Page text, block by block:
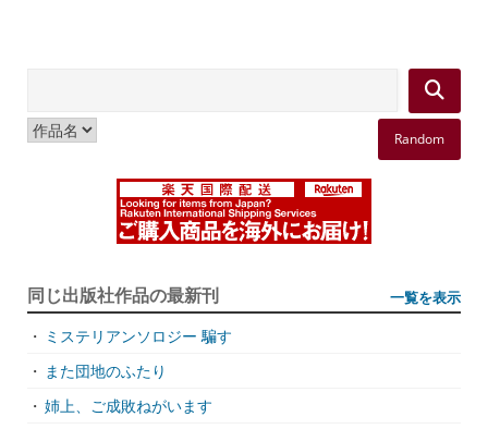
Random
同じ出版社作品の最新刊 一覧を表示
・ ミステリアンソロジー 騙す
・ また団地のふたり
・ 姉上、ご成敗ねがいます